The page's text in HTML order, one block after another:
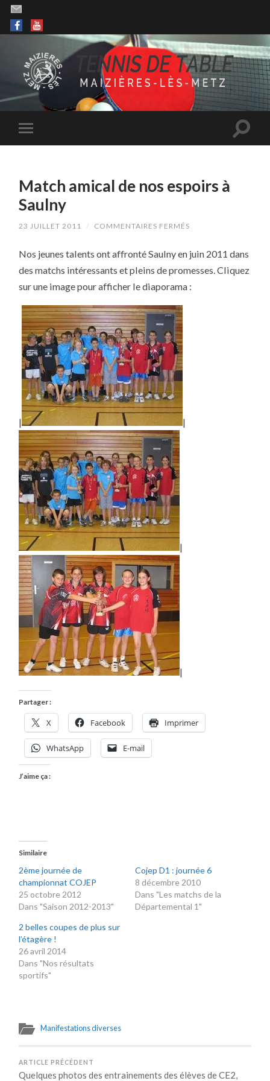
Match amical de nos espoirs à
Saulny
23 JUILLET 2011 / COMMENTAIRES FERMÉS
DE
NOS
ESPOIRS
SAULNY
Nos jeunes talents ont affronté Saulny en juin 2011 dans
des matchs intéressants et pleins de promesses. Cliquez
sur une image pour afficher le diaporama :
| |
|
|
Partager :
X Facebook Imprimer
WhatsApp E-mail
J’aime ça :
Similaire
2ème journée de
championnat COJEP
25 octobre 2012
Dans "Saison 2012-2013"
Cojep D1 : journée 6
8 décembre 2010
Dans "Les matchs de la
Départemental 1"
2 belles coupes de plus sur
l’étagère !
26 avril 2014
Dans "Nos résultats
sportifs"
Manifestations diverses
ARTICLE PRÉCÉDENT
Quelques photos des entrainements des élèves de CE2,